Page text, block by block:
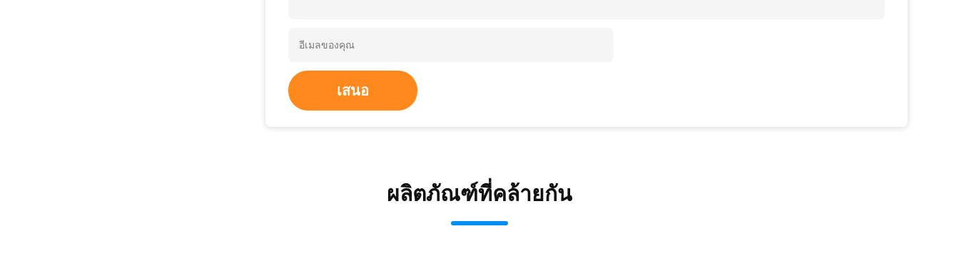
เสนอ
ผลิตภัณฑ์ที่คล้ายกัน